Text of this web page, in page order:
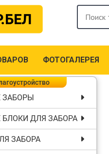
ФОТОГАЛЕРЕЯ
ЗАБОРЫ
ДЛЯ ЗАБОРА
ЗАБОРА